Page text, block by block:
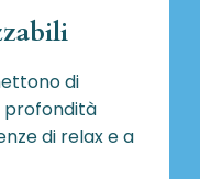
di
profondità
di relax e a